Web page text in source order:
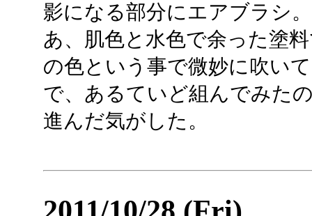
影になる部分にエアブラシ。
あ、肌色と水色で余った塗
の色という事で微妙に吹い
で、あるていど組んでみた
進んだ気がした。